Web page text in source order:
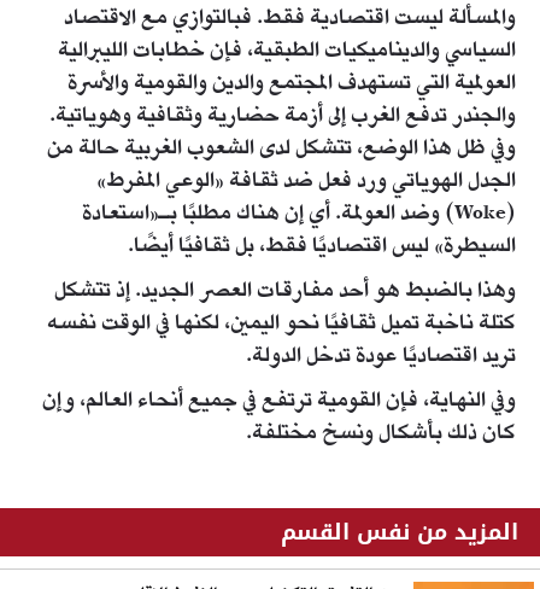
والمسألة ليست اقتصادية فقط. فبالتوازي مع الاقتصاد
السياسي والديناميكيات الطبقية، فإن خطابات الليبرالية
العولمية التي تستهدف المجتمع والدين والقومية والأسرة
والجندر تدفع الغرب إلى أزمة حضارية وثقافية وهوياتية.
وفي ظل هذا الوضع، تتشكل لدى الشعوب الغربية حالة من
الجدل الهوياتي ورد فعل ضد ثقافة «الوعي المفرط»
(Woke) وضد العولمة. أي إن هناك مطلبًا بـ«استعادة
السيطرة» ليس اقتصاديًا فقط، بل ثقافيًا أيضًا.
وهذا بالضبط هو أحد مفارقات العصر الجديد. إذ تتشكل
كتلة ناخبة تميل ثقافيًا نحو اليمين، لكنها في الوقت نفسه
تريد اقتصاديًا عودة تدخل الدولة.
وفي النهاية، فإن القومية ترتفع في جميع أنحاء العالم، وإن
كان ذلك بأشكال ونسخ مختلفة.
المزيد من نفس القسم